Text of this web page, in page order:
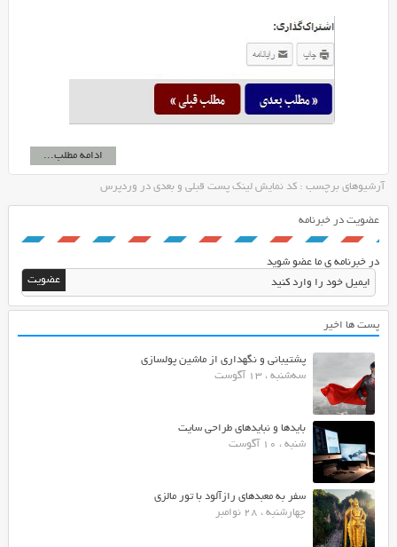
ادامه مطلب...
آرشیوهای برچسب : کد نمایش لینک پست قبلی و بعدی در وردپرس
عضویت در خبرنامه
در خبرنامه ی ما عضو شوید
پست ها اخیر
پشتیبانی و نگهداری از ماشین پولسازی
سه‌شنبه ، 13 آگوست
بایدها و نبایدهای طراحی سایت
شنبه ، 10 آگوست
سفر به معبدهای رازآلود با تور مالزی
چهارشنبه ، 28 نوامبر